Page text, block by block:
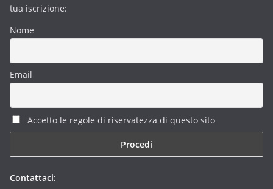
tua iscrizione:
Nome
Email
Accetto le regole di riservatezza di questo sito
Contattaci: